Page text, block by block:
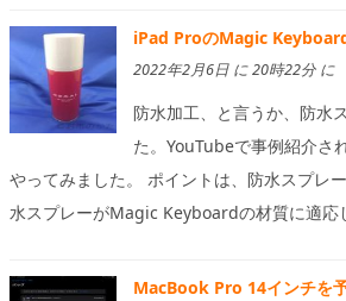
iPad ProのMagic
2022年2月6日 に 20時22分 に
防水加工、と言うか、防水
た。YouTubeで事例紹介さ
やってみました。 ポイントは、防水スプレ
水スプレーがMagic Keyboardの材質に適応
MacBook Pro 14インチを